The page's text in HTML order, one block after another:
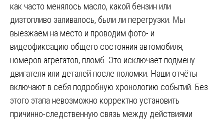
как часто менялось масло, какой бензин или
дизтопливо заливалось, были ли перегрузки. Мы
выезжаем на место и проводим фото- и
видеофиксацию общего состояния автомобиля,
номеров агрегатов, пломб. Это исключает подмену
двигателя или деталей после поломки. Наши отчёты
включают в себя подробную хронологию событий. Без
этого этапа невозможно корректно установить
причинно-следственную связь между действиями